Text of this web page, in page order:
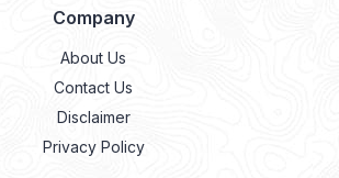
Company
About Us
Contact Us
Disclaimer
Privacy Policy